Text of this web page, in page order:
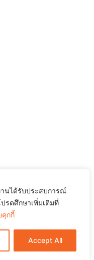
านได้รับประสบการณ์
รดศึกษาเพิ่มเติมที่
คุกกี้
Accept All